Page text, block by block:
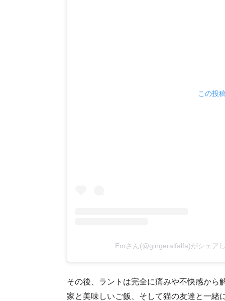
この投
Emさん(@gingeralfalfa)がシェア
その後、ラントは完全に痛みや不快感から
家と美味しいご飯、そして猫の友達と一緒